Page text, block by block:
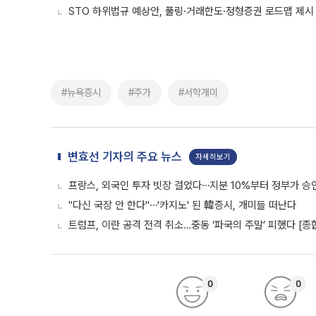
STO 하위법규 예상안, 풀링·거래한도·정형증권 로드맵 제시
#뉴욕증시 #주가 #서학개미
변효선 기자의 주요 뉴스 자세히보기
프랑스, 외국인 투자 빗장 걸었다⋯지분 10%부터 정부가 승
"다신 국장 안 한다"⋯'카지노' 된 韓증시, 개미들 떠난다
트럼프, 이란 공격 전격 취소…중동 ‘파국의 주말’ 피했다 [종
0 0